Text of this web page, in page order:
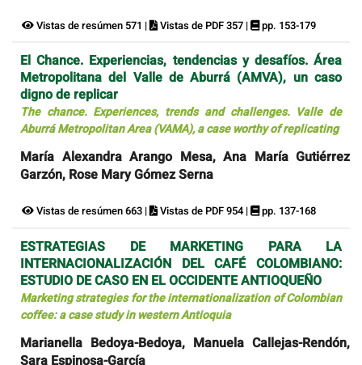
Vistas de resúmen 571 | Vistas de PDF 357 | pp. 153-179
El Chance. Experiencias, tendencias y desafíos. Área
Metropolitana del Valle de Aburrá (AMVA), un caso
digno de replicar
The chance. Experiences, trends and challenges. Valle de
Aburrá Metropolitan Area (VAMA), a case worthy of replicating
María Alexandra Arango Mesa, Ana María Gutiérrez
Garzón, Rose Mary Gómez Serna
Vistas de resúmen 663 | Vistas de PDF 954 | pp. 137-168
ESTRATEGIAS DE MARKETING PARA LA
INTERNACIONALIZACIÓN DEL CAFÉ COLOMBIANO:
ESTUDIO DE CASO EN EL OCCIDENTE ANTIOQUEÑO
Marketing strategies for the internationalization of Colombian
coffee: a case study in western Antioquia
Marianella Bedoya-Bedoya, Manuela Callejas-Rendón,
Sara Espinosa-García